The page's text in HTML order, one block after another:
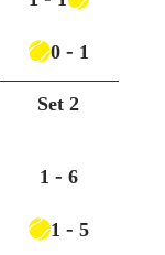
0- 1
Set 2
1 - 6
1 - 5